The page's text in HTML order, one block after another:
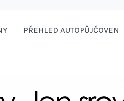
PŘEHLED AUTOPŮJČOVEN